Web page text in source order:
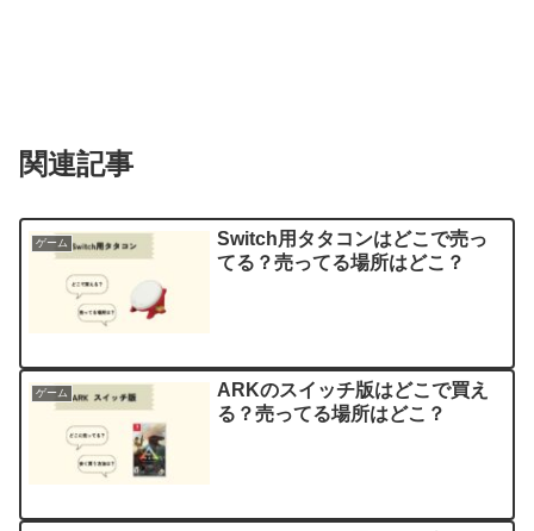
関連記事
ゲーム
Switch用タタコンはどこで売っ
てる？売ってる場所はどこ？
ゲーム
ARKのスイッチ版はどこで買え
る？売ってる場所はどこ？